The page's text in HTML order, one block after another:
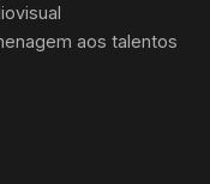
aos talentos